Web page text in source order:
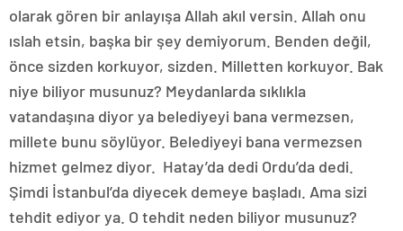
olarak gören bir anlayışa Allah akıl versin. Allah onu
ıslah etsin, başka bir şey demiyorum. Benden değil,
önce sizden korkuyor, sizden. Milletten korkuyor. Bak
niye biliyor musunuz? Meydanlarda sıklıkla
vatandaşına diyor ya belediyeyi bana vermezsen,
millete bunu söylüyor. Belediyeyi bana vermezsen
hizmet gelmez diyor. Hatay’da dedi Ordu’da dedi.
Şimdi İstanbul’da diyecek demeye başladı. Ama sizi
tehdit ediyor ya. O tehdit neden biliyor musunuz?